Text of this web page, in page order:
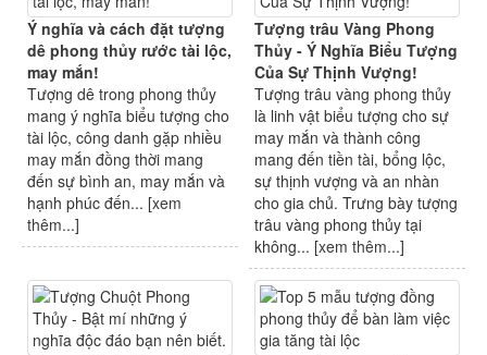
Ý nghĩa và cách đặt tượng
dê phong thủy rước tài lộc,
may mắn!
Tượng dê trong phong thủy
mang ý nghĩa biểu tượng cho
tài lộc, công danh gặp nhiều
may mắn đồng thời mang
đến sự bình an, may mắn và
hạnh phúc đến... [xem
thêm...]
Tượng trâu Vàng Phong
Thủy - Ý Nghĩa Biểu Tượng
Của Sự Thịnh Vượng!
Tượng trâu vàng phong thủy
là linh vật biểu tượng cho sự
may mắn và thành công
mang đến tiền tài, bổng lộc,
sự thịnh vượng và an nhàn
cho gia chủ. Trưng bày tượng
trâu vàng phong thủy tại
không... [xem thêm...]